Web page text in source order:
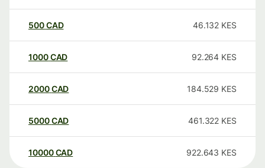
500CAD 46.132 KES
1000CAD 92.264 KES
2000CAD 184.529 KES
5000CAD 461.322 KES
10000 CAD 922.643 KES